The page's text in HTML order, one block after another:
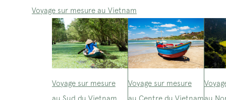
Voyage sur mesure au Vietnam
Voyage sur mesure
au Sud du Vietnam
Voyage sur mesure
au Centre du Vietnamau